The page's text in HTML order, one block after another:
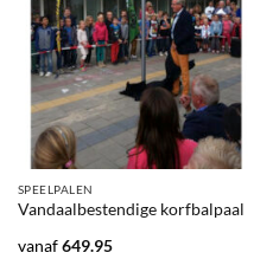
SPEELPALEN
Vandaalbestendige korfbalpaal
vanaf649.95